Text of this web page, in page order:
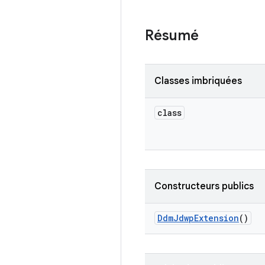
Résumé
Classes imbriquées
class
Constructeurs publics
DdmJdwpExtension()